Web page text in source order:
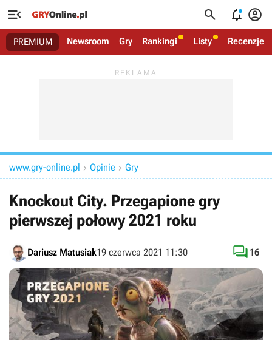
   
PREMIUM Newsroom Gry Rankingi Listy Recenzje
www.gry-online.pl  Opinie  Gry
Knockout City. Przegapione gry
pierwszej połowy 2021 roku
Dariusz Matusiak19 czerwca 2021 11:30  16